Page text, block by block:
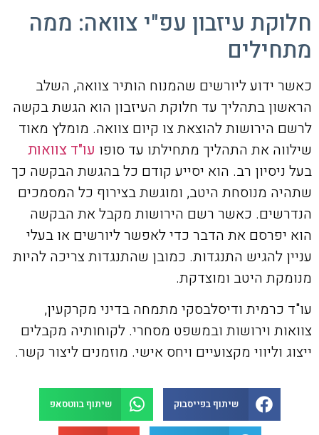
חלוקת עיזבון עפ"י צוואה: ממה
מתחילים
כאשר ידוע ליורשים שהמנוח הותיר צוואה, השלב
הראשון בתהליך עד חלוקת העיזבון הוא הגשת בקשה
לרשם הירושות להוצאת צו קיום צוואה. מומלץ מאוד
שילווה את התהליך מתחילתו עד סופו עו"ד צוואות
בעל ניסיון רב. הוא יסייע קודם כל בהגשת הבקשה כך
שתהיה מנוסחת היטב, ומוגשת בצירוף כל המסמכים
הנדרשים. כאשר רשם הירושות מקבל את הבקשה
הוא יפרסם את הדבר כדי לאפשר ליורשים או בעלי
עניין להגיש התנגדות. כמובן שהתנגדות צריכה להיות
מנומקת היטב ומוצדקת.
עו"ד כרמית ודיסלבסקי מתמחה בדיני מקרקעין,
צוואות וירושות ובמשפט מסחרי. לקוחותיה מקבלים
ייצוג וליווי מקצועיים ויחס אישי. מוזמנים ליצור קשר.
שיתוף בפייסבוק שיתוף בווטסאפ